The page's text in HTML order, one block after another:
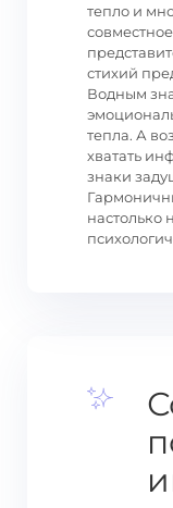
тепло и
стихий
Водным
тепла. А
хватать
знаки
настолько